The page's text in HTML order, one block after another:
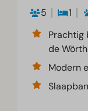
5
1
Prachtig
de
Modern